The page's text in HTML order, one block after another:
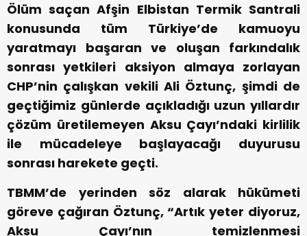
Ölüm saçan Afşin Elbistan Termik Santrali
konusunda tüm Türkiye’de kamuoyu
yaratmayı başaran ve oluşan farkındalık
sonrası yetkileri aksiyon almaya zorlayan
CHP’nin çalışkan vekili Ali Öztunç, şimdi de
geçtiğimiz günlerde açıkladığı uzun yıllardır
çözüm üretilemeyen Aksu Çayı’ndaki kirlilik
ile mücadeleye başlayacağı duyurusu
sonrası harekete geçti.
TBMM’de yerinden söz alarak hükümeti
göreve çağıran Öztunç, “Artık yeter diyoruz,
Aksu Çayı’nın temizlenmesi